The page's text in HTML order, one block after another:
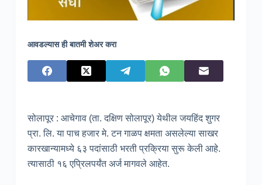
आवडल्यास ही बातमी शेअर करा
सोलापूर : आचेगाव (ता. दक्षिण सोलापूर) येथील जयहिंद शुगर
प्रा. लि. या पाच हजार मे. टन गाळप क्षमता असलेल्या साखर
कारखान्यामध्ये ६३ पदांसाठी भरती प्रक्रिया सुरू केली आहे.
त्यासाठी १६ एप्रिलपर्यंत अर्ज मागवले आहेत.